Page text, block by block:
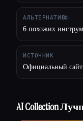
АЛЬТЕРНАТИВЫ
6 похожих
ИСТОЧНИК
Официальный
AI Collection